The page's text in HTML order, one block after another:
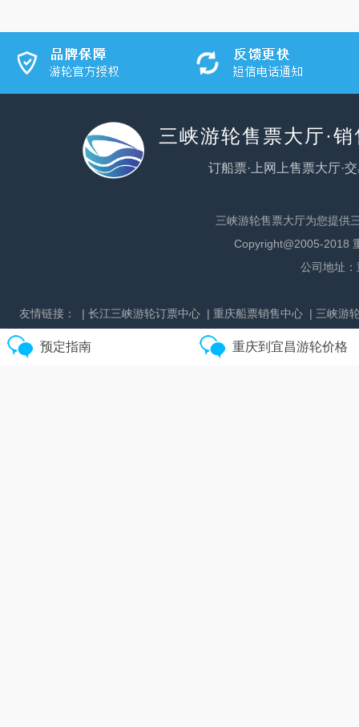
三峡游轮售票大厅·
订船票·上网上售票大厅·
三峡游轮售票大厅为您提供
Copyright@2005-2018
公司地址
友情链接： | 长江三峡游轮订票中心 | 重庆船票销售中心 | 三峡游
预定指南 重庆到宜昌游轮价格